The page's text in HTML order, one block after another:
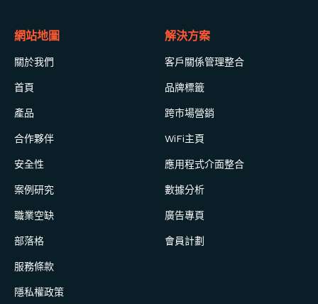
網站地圖
關於我們
首頁
產品
合作夥伴
安全性
案例研究
職業空缺
部落格
服務條款
隱私權政策
解決方案
客戶關係管理整合
品牌標籤
跨市場營銷
WiFi主頁
應用程式介面整合
數據分析
廣告專頁
會員計劃